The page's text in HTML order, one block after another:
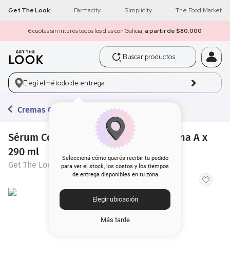
Get The Look Farmacity Simplicity The Food Market
6 cuotas sin interés todos los días con Galicia, a partir de $80.000
Buscar productos
Elegí elmétodo de entrega
Seleccioná cómo querés recibir tu pedido
para ver el stock, los costos y los tiempos
de entrega disponibles en tu zona
Elegir ubicación
Más tarde
Cremas Corporales
Sérum Corporal Get The Look Vitamina A x
290 ml
Get The Look
get the look
máscara pestañas
3. loreal
4. brochas